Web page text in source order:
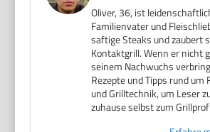
Oliver, 36, ist
Familienvater und
saftige Steaks und zaubert
Kontaktgrill. Wenn er nicht
seinem Nachwuchs
Rezepte und Tipps rund um
und Grilltechnik, um Leser
zuhause selbst zum